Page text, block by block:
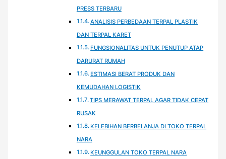
PRESS TERBARU
ANALISIS PERBEDAAN TERPAL PLASTIK
DAN TERPAL KARET
FUNGSIONALITAS UNTUK PENUTUP ATAP
DARURAT RUMAH
ESTIMASI BERAT PRODUK DAN
KEMUDAHAN LOGISTIK
TIPS MERAWAT TERPAL AGAR TIDAK CEPAT
RUSAK
KELEBIHAN BERBELANJA DI TOKO TERPAL
NARA
KEUNGGULAN TOKO TERPAL NARA